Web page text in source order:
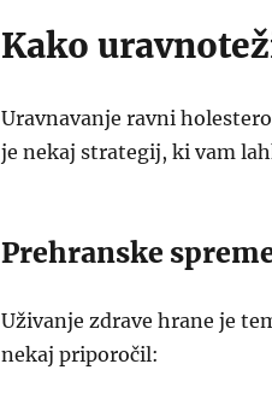
Kako
Uravnavanje ravni
je nekaj strategij, ki vam
Prehranske
Uživanje zdrave hrane je
nekaj priporočil: